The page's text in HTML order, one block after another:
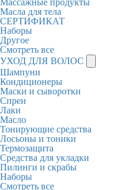
Массажные продукты
Масла для тела
СЕРТИФИКАТ
Наборы
Другое
Смотреть все
УХОД ДЛЯ ВОЛОС
Шампуни
Кондиционеры
Маски и сыворотки
Спреи
Лаки
Масло
Тонирующие средства
Лосьоны и тоники
Термозащита
Средства для укладки
Пилинги и скрабы
Наборы
Смотреть все